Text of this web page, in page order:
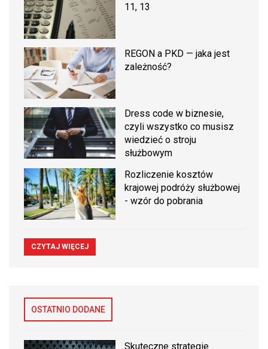
11, 13
REGON a PKD — jaka jest
zależność?
Dress code w biznesie,
czyli wszystko co musisz
wiedzieć o stroju
służbowym
Rozliczenie kosztów
krajowej podróży służbowej
- wzór do pobrania
CZYTAJ WIĘCEJ
OSTATNIO DODANE
Skuteczne strategie